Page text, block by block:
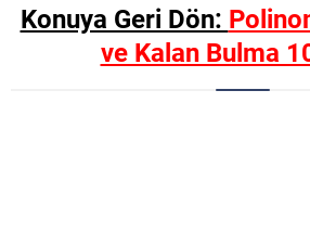
Konuya Geri Dön:
ve Kalan Bulma